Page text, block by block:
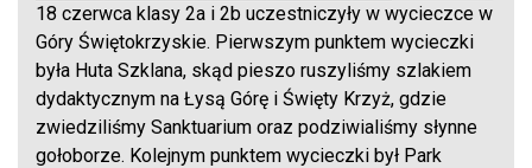
18 czerwca klasy 2a i 2b uczestniczyły w wycieczce w
Góry Świętokrzyskie. Pierwszym punktem wycieczki
była Huta Szklana, skąd pieszo ruszyliśmy szlakiem
dydaktycznym na Łysą Górę i Święty Krzyż, gdzie
zwiedziliśmy Sanktuarium oraz podziwialiśmy słynne
gołoborze. Kolejnym punktem wycieczki był Park